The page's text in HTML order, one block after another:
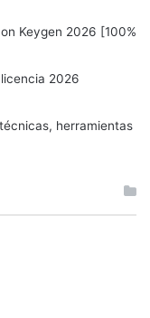
Keygen 2026 [100%
licencia 2026
herramientas